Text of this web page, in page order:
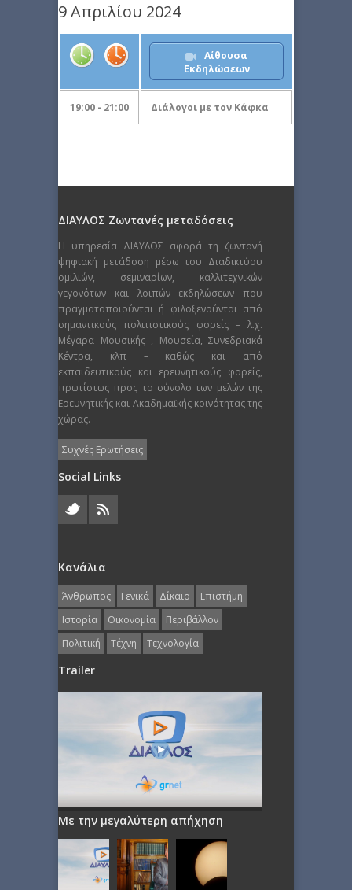
9 Απριλίου 2024
Αίθουσα
Εκδηλώσεων
19:00 - 21:00 Διάλογοι με τον Κάφκα
ΔΙΑΥΛΟΣ Ζωντανές μεταδόσεις
Η υπηρεσία ΔΙΑΥΛΟΣ αφορά τη ζωντανή
ψηφιακή μετάδοση μέσω του Διαδικτύου
ομιλιών, σεμιναρίων, καλλιτεχνικών
γεγονότων και λοιπών εκδηλώσεων που
πραγματοποιούνται ή φιλοξενούνται από
σημαντικούς πολιτιστικούς φορείς – λ.χ.
Μέγαρα Μουσικής , Μουσεία, Συνεδριακά
Κέντρα, κλπ – καθώς και από
εκπαιδευτικούς και ερευνητικούς φορείς,
πρωτίστως προς το σύνολο των μελών της
Ερευνητικής και Ακαδημαϊκής κοινότητας της
χώρας.
Συχνές Ερωτήσεις
Social Links
Κανάλια
Άνθρωπος Γενικά Δίκαιο
Επιστήμη
Ιστορία
Οικονομία
Περιβάλλον
Πολιτική
Τέχνη Τεχνολογία
Trailer
Με την μεγαλύτερη απήχηση